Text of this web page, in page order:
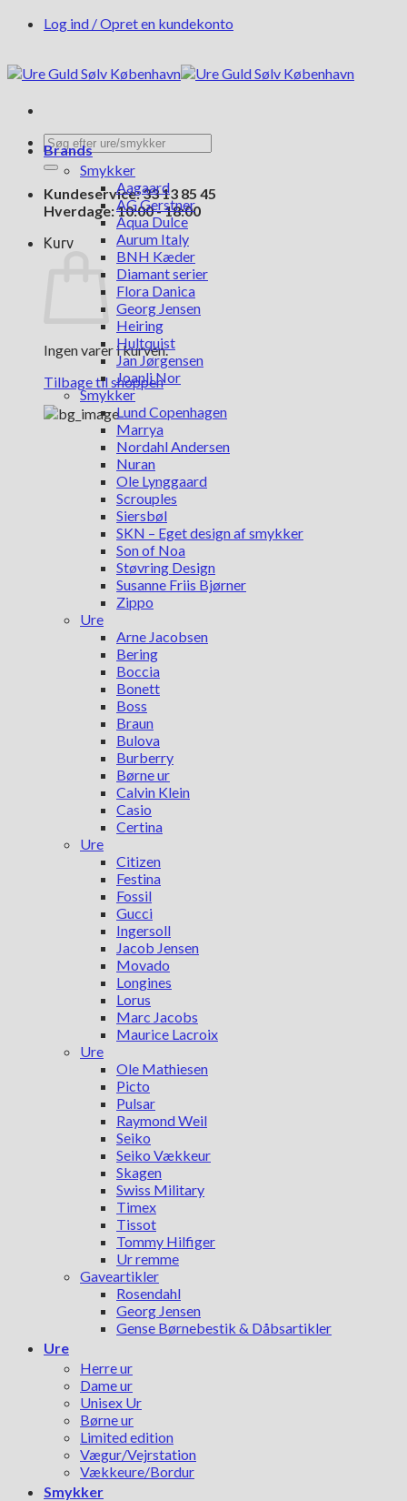
FortsætLog ind / Opret en kundekonto
Søg
efter:
Kundeservice: 33 13 85 45
Hverdage: 10:00 - 18:00
Kurv
Ingen varer i kurven.
Tilbage til shoppen
Brands
Smykker
Aagaard
AG Gerstner
Aqua Dulce
Aurum Italy
BNH Kæder
Diamant serier
Flora Danica
Georg Jensen
Heiring
Hultquist
Jan Jørgensen
Joanli Nor
Smykker
Lund Copenhagen
Marrya
Nordahl Andersen
Nuran
Ole Lynggaard
Scrouples
Siersbøl
SKN – Eget design af smykker
Son of Noa
Støvring Design
Susanne Friis Bjørner
Zippo
Ure
Arne Jacobsen
Bering
Boccia
Bonett
Boss
Braun
Bulova
Burberry
Børne ur
Calvin Klein
Casio
Certina
Ure
Citizen
Festina
Fossil
Gucci
Ingersoll
Jacob Jensen
Movado
Longines
Lorus
Marc Jacobs
Maurice Lacroix
Ure
Ole Mathiesen
Picto
Pulsar
Raymond Weil
Seiko
Seiko Vækkeur
Skagen
Swiss Military
Timex
Tissot
Tommy Hilfiger
Ur remme
Gaveartikler
Rosendahl
Georg Jensen
Gense Børnebestik & Dåbsartikler
Ure
Herre ur
Dame ur
Unisex Ur
Børne ur
Limited edition
Vægur/Vejrstation
Vækkeure/Bordur
Smykker